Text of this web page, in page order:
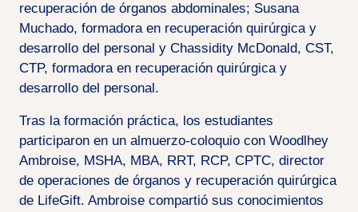
recuperación de órganos abdominales; Susana
Muchado, formadora en recuperación quirúrgica y
desarrollo del personal y Chassidity McDonald, CST,
CTP, formadora en recuperación quirúrgica y
desarrollo del personal.
Tras la formación práctica, los estudiantes
participaron en un almuerzo-coloquio con Woodlhey
Ambroise, MSHA, MBA, RRT, RCP, CPTC, director
de operaciones de órganos y recuperación quirúrgica
de LifeGift. Ambroise compartió sus conocimientos